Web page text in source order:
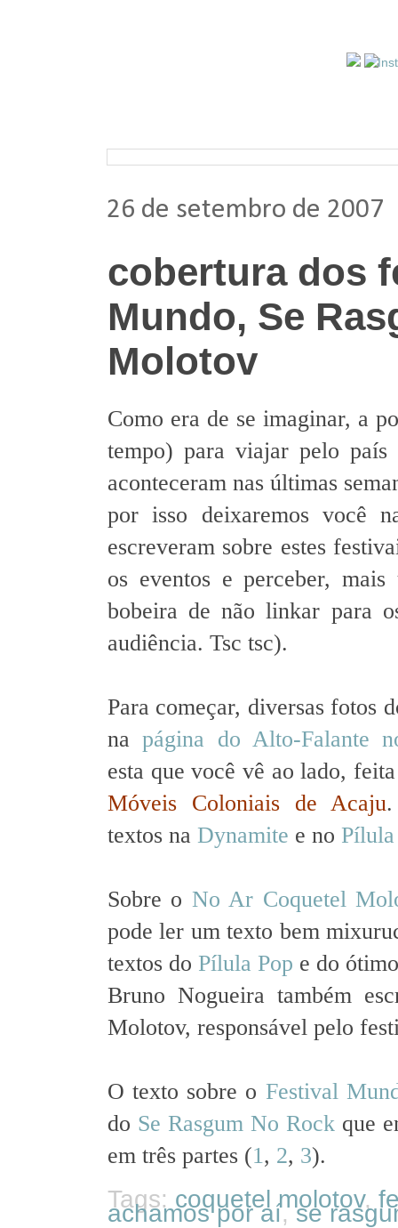
26 de setembro de 2007
cobertura dos
Mundo, Se
Molotov
Como era de se imaginar, a
tempo) para viajar pelo país
aconteceram nas últimas
por isso deixaremos você
escreveram sobre estes
os eventos e perceber,
bobeira de não linkar para
audiência. Tsc tsc).
Para começar, diversas fotos
napágina do Alto-Falante
esta que você vê ao lado,
Móveis Coloniais de Acaju
textos na Dynamite e no
Sobre o No Ar Coquetel
pode ler um texto bem
textos doPílula Pop e do
Bruno Nogueira também
Molotov, responsável pelo
O texto sobre o Festival
do Se Rasgum No Rock que
em três partes (1 , 2, 3).
Tags: coquetel molotov,
achamos por aí,se